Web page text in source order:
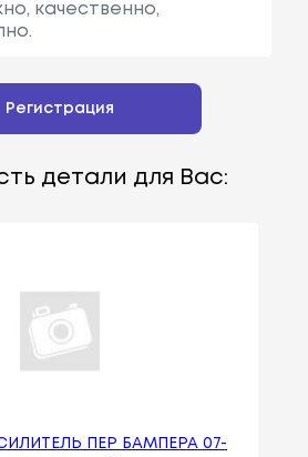
качественно,
Регистрация
детали для Вас:
УСИЛИТЕЛЬ ПЕР БАМПЕРА 07-